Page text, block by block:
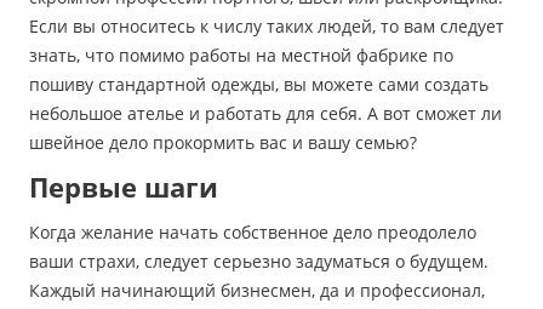
Если вы относитесь к числу таких людей, то вам следует
знать, что помимо работы на местной фабрике по
пошиву стандартной одежды, вы можете сами создать
небольшое ателье и работать для себя. А вот сможет ли
швейное дело прокормить вас и вашу семью?
Первые шаги
Когда желание начать собственное дело преодолело
ваши страхи, следует серьезно задуматься о будущем.
Каждый начинающий бизнесмен, да и профессионал,